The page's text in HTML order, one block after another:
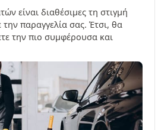
είναι διαθέσιμες τη στιγμή
παραγγελία σας. Έτσι, θα
την πιο συμφέρουσα και